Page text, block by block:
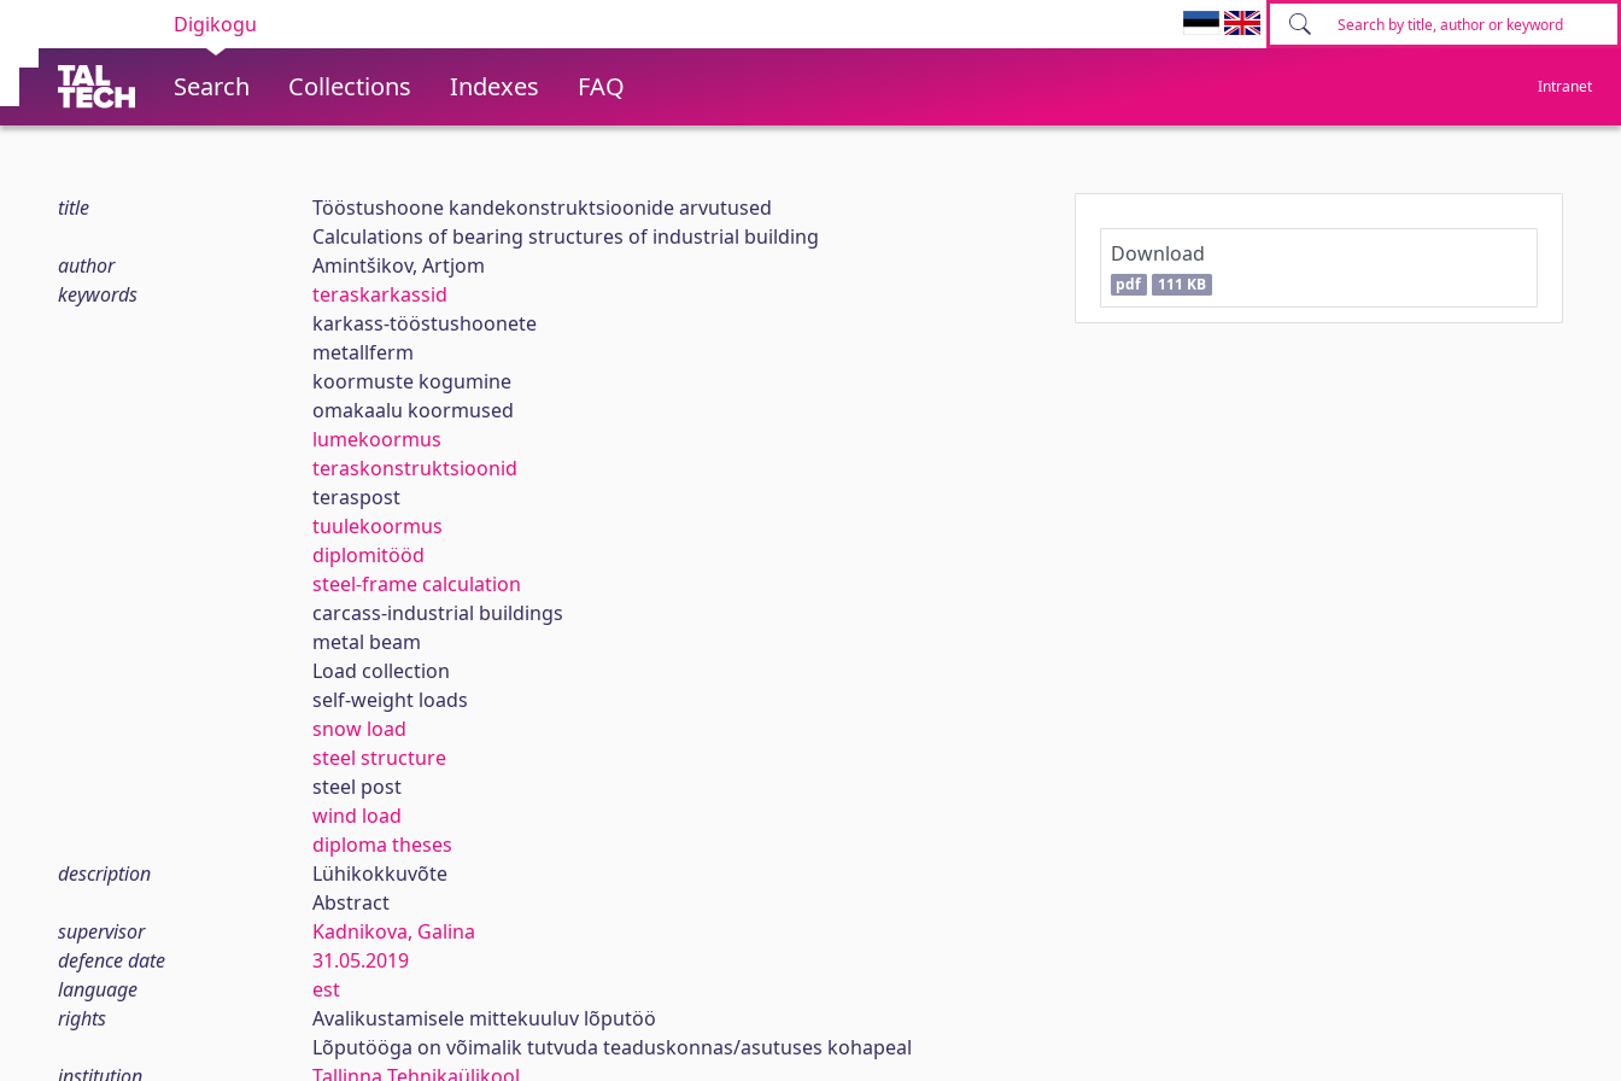
Digikogu
Search Collections Indexes FAQ Intranet
title
Tööstushoone kandekonstruktsioonide arvutused
Calculations of bearing structures of industrial building
author
Amintšikov, Artjom
keywords
teraskarkassid
karkass-tööstushoonete
metallferm
koormuste kogumine
omakaalu koormused
lumekoormus
teraskonstruktsioonid
teraspost
tuulekoormus
diplomitööd
steel-frame calculation
carcass-industrial buildings
metal beam
Load collection
self-weight loads
snow load
steel structure
steel post
wind load
diploma theses
description
Lühikokkuvõte
Abstract
supervisor
Kadnikova, Galina
defence date
31.05.2019
language
est
rights
Avalikustamisele mittekuuluv lõputöö
Lõputööga on võimalik tutvuda teaduskonnas/asutuses kohapeal
Download
pdf 111 KB